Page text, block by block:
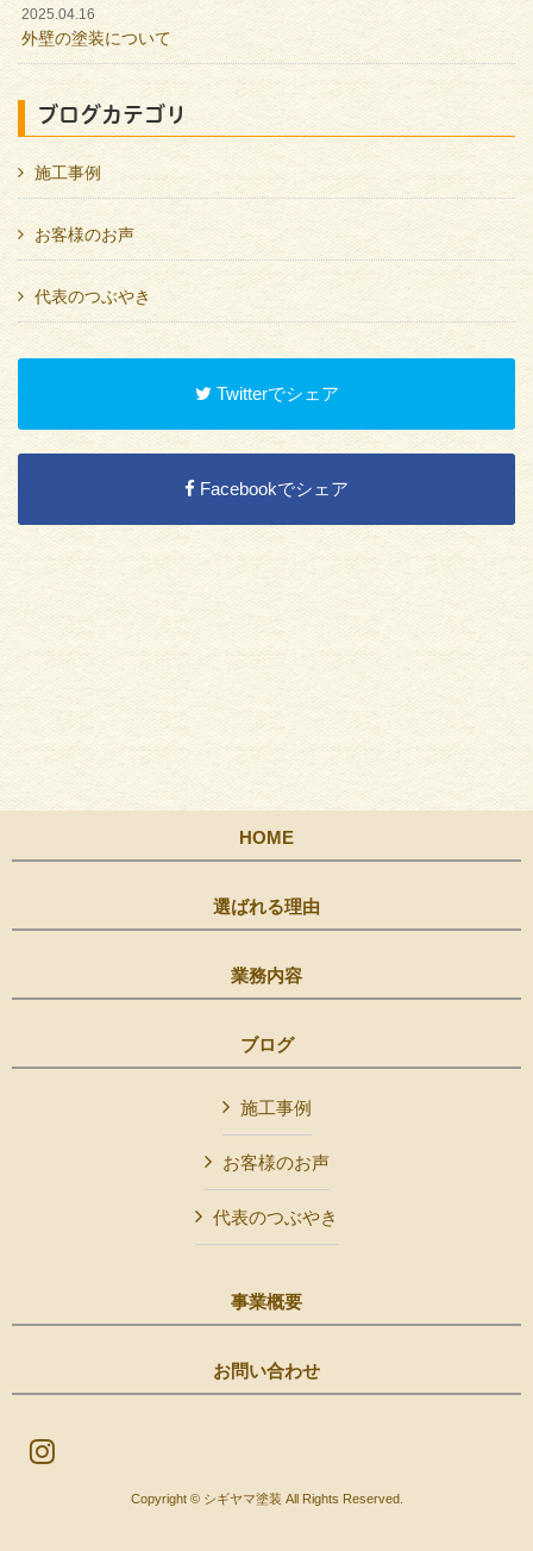
2025.04.16
外壁の塗装について
ブログカテゴリ
施工事例
お客様のお声
代表のつぶやき
Twitterでシェア
Facebookでシェア
HOME
選ばれる理由
業務内容
ブログ
施工事例
お客様のお声
代表のつぶやき
事業概要
お問い合わせ
Copyright © シギヤマ塗装 All Rights Reserved.